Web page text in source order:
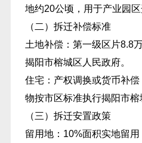
地约20公顷，用于产业园区
（二）拆迁补偿标准
土地补偿：第一级区片8.8
揭阳市榕城区人民政府。
住宅：产权调换或货币补
物按市区标准执行揭阳市榕
（三）拆迁安置政策
留用地：10%面积实地留